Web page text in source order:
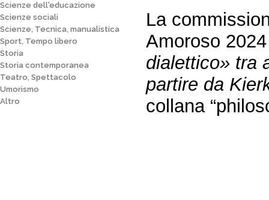
Scienze dell'educazione
Scienze sociali
Scienze, Tecnica, manualistica
Sport, Tempo libero
Storia
Storia contemporanea
Teatro, Spettacolo
Umorismo
Altro
La
Amoroso
dialettico» tra
partire da
collana